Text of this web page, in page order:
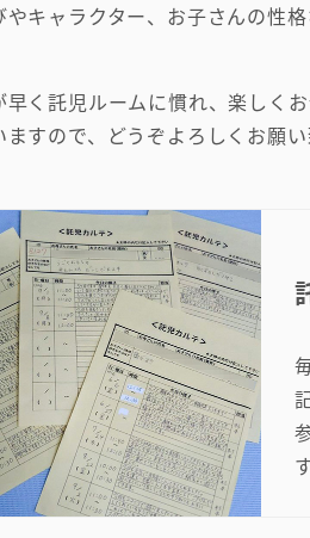
やキャラクター、お子さんの性
早く託児ルームに慣れ、楽しく
すので、どうぞよろしくお願い